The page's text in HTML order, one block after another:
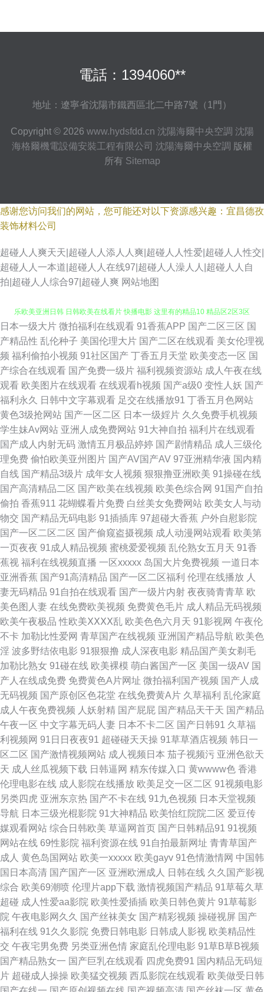
電話：1394060**
地址：遼寧省沈陽市鐵西區北二中路7號（1門）
Copyright © 2026 www.hydsfdd.cn 沈陽海爾中央空調 沈陽
海格爾機電設備安裝工程有限公司 沈陽海爾中央空調 版權
所有 Sitemap
感谢您访问我们的网站，您可能还对以下资源感兴趣：宜昌德孜
装饰材料公司
超碰人人爽天天|超碰人人添人人爽|超碰人人性爱|超碰人人性交|
超碰人人一本道|超碰人人在线97|超碰人人澡人人|超碰人人自
拍|超碰人人综合97|超碰人爽 网站地图
国产第一区第二区aaa 国产午夜福利正在播放 一级做a爰片性色毛 超碰青娱
乐欧美亚洲日韩 日韩欧美在线看片 快播电影 这里有的精品10 精品区2区3区
4区产品乱码9 一日本道不卡高清a无码 久草综合在线婷婷色 亚洲码专区亚洲
码专区 卡通动漫第一页 亚洲日本系列在线看 偷偷要色偷偷网站视频 国产一
区二 色香欲综 成人在线播放观看 日本公妇乱偷中文字幕 国产精品偷在线观
看 日韩无码海角社区亚洲情色 多水多毛 奇米四色影视 国产精品久草免费 日
韩国产最新在线观看 国产精品露脸国语 天天综合色中文字幕 欧美午夜理 最
新最近中文字 欧韩精品视频日本在网网站线 91cc在线 九九视频国产精品免
费 一区二区日韩 国产中文字幕在线观看 污污网站免费在 男人的天堂国产综
合 99re在线视频观看 久网久合久久久久久久久久 国产老熟女真实网站 神马
电影院午 wwwsss91这儿 欧美一级欧 中文日产 美女视频免费 在线中文字 国
自产偷精品不卡在线 亚洲旡码欧美大片 国产成人av免费网站 午夜无码免费
片 国语精品 少妇做爱精品一区二区三区 爱豆传媒一区二区三区 25dv免费影
视 天天躁夜夜躁狠狠夜夜 国产深夜 日本一区二区三区久久视频 国产精品九
九九九欧美蜜 香蕉911 国产一区在线在线播 三级激情小说经典快播 9制片厂
制片传 老湿机光棍福利影院 亚洲精品草莓久久 精品日产三级在线观看 综合
欧美视频 精品日韩视频 午夜在线观看电影 好看的动漫 无码欧美精品一区二
区 国产h片在线观看 青草视频在线免 在线影片 狠狠淫 亚洲AV久久无码精品
九九软件 国产强奷在线播 日本欧美亚 成人性生交大片免费看 欧美激情精 一
卡二卡3卡四卡精品 精品九九在线 亚洲人成无 卡通动漫精品一区 野花影视视
频在线 国产在线每日 色亚洲自拍偷拍视频 国产日韩欧美在线亚洲 色网站午
夜在线观看 福利视频资源导航 小妽子和我做爰又大又紧 九九99精品 影音先
锋网络资源av 乱伦国产精品日本 在线免费看污视频 九九福利网 亚洲精品亚
日本一级大片 微拍福利在线观看 91香蕉APP 国产二区三区 国
产精品性 乱伦种子 美国伦理大片 国产二区在线观看 美女伦理视
频 福利偷拍小视频 91社区国产 丁香五月天堂 欧美变态一区 国
产综合在线观看 国产免费一级片 福利视频资源站 成人午夜在线
观看 欧美图片在线观看 在线观看h视频 国产a级0 变性人妖 国产
福利永久
日韩中文字幕观看 足交在线播放91 丁香五月色网站
黄色3级抢网站 国产一区二区 日本一级婬片 久久免费手机视频
学生妹Av网站 亚洲人成免费网站 91大神自拍 福利片在线观看
国产成人内射无码 激情五月极品婷婷 国产剧情精品 成人三级伦
理免费 偷怕欧美亚州图片 国产AV国产AV 97亚洲精华液 国内精
自线 国产精品3级片 成年女人视频 狠狠撸亚洲欧美 91操碰在线
国产高清精品二区 国产欧美在线视频 欧美色综合网 91国产自拍
偷拍 香蕉911 花蝴蝶看片免费 白丝美女免费网站 欧美女人与动
物交 国产精品无码电影 91插插库 97超碰大香蕉 户外自慰影院
国产一区二区二区 国产偷窥盗摄视频 成人动漫网站观看 欧美第
一页夜夜 91成人精品视频 蜜桃爱爱视频 乱伦熟女五月天 91香
蕉视 福利在线视频直播 一区xxxxx 岛国大片免费视频 一道日本
亚洲香蕉 国产91高清精品 国产一区二区福利 伦理在线播放 人
妻无码精品 91自拍在线观看 国产一级片内射 夜夜骑青青草 欧
美色图人妻 在线免费欧美视频 免费黄色毛片 成人精品无码视频
欧美午夜极品 性欧美ⅩⅩⅩⅩ乱 欧美色色六月天 91影视网 午夜伦
不卡 加勒比性爱网 青草国产在线视频 亚洲国产精品导航 欧美色
淫 波多野结依电影 91狠狠撸 成人深夜电影 精品国产美女剃毛
加勒比熟女 91碰在线 欧美裸模 萌白酱国产一区 美国一级AV 国
产人在线成免费 免费黄色A片网址 微拍福利国产视频 国产人成
无码视频 国产原创区色花堂 在线免费黄A片 久草福利 乱伦家庭
成人午夜免费视频 人妖射精 国产屁屁 国产精品天干天 国产精品
午夜一区 中文字幕无码人妻 日本不卡二区 国产日韩91 久草福
利视频网 91日日夜夜91 超碰碰天天操 91草草酒店视频 韩日一
区二区 国产激情视频网站 成人视频日本 茄子视频污 亚洲色欲天
天 成人丝瓜视频下载 日韩逼网 精东传媒入口 黄wwww色 香港
伦理电影在线 成人影院在线播放 欧美足交一区二区 91视频电影
另类四虎 亚洲东京热 国产不卡在线 91九色视频 日本天堂视频
导航 日本三级光棍影院 91大神精品 欧美怡红院院二区 爱豆传
媒观看网站 综合日韩欧美 草逼网首页 国产日韩精品91 91视频
网站在线 69性影院 福利资源在线 91自拍最新网址 青青草国产
成人 黄色岛国网站 欧美一xxxxx 欧美gayv 91色情激情网 中国韩
国日本高清 国产国产一区 亚洲欧洲成人 日韩在线 久久国产影视
综合 欧美69潮喷 伦理片app下载 激情视频国产精品 91草莓久草
超碰 成人性爱aa影院 欧美性爱插插 欧美日韩色黄片 91草莓影
院 午夜电影网久久 国产丝袜美女 国产精彩视频 操碰视屏 国产
福利在线 91久久影院 免费日韩电影 日韩成人影视 欧美精品性
交 午夜宅男免费 另类亚洲色情 家庭乱伦理电影 91草B草B视频
国产精品熟女一 国产巨乳在线观看 四虎免费91 国内精品无码短
片 超碰成人操操 欧美猛交视频 西瓜影院在线观看 欧美做受日韩